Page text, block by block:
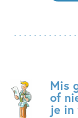
Mis
of
je in